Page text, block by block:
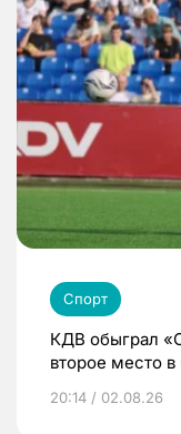
Спорт
КДВ обыграл
второе место
20:14 / 02.08.26